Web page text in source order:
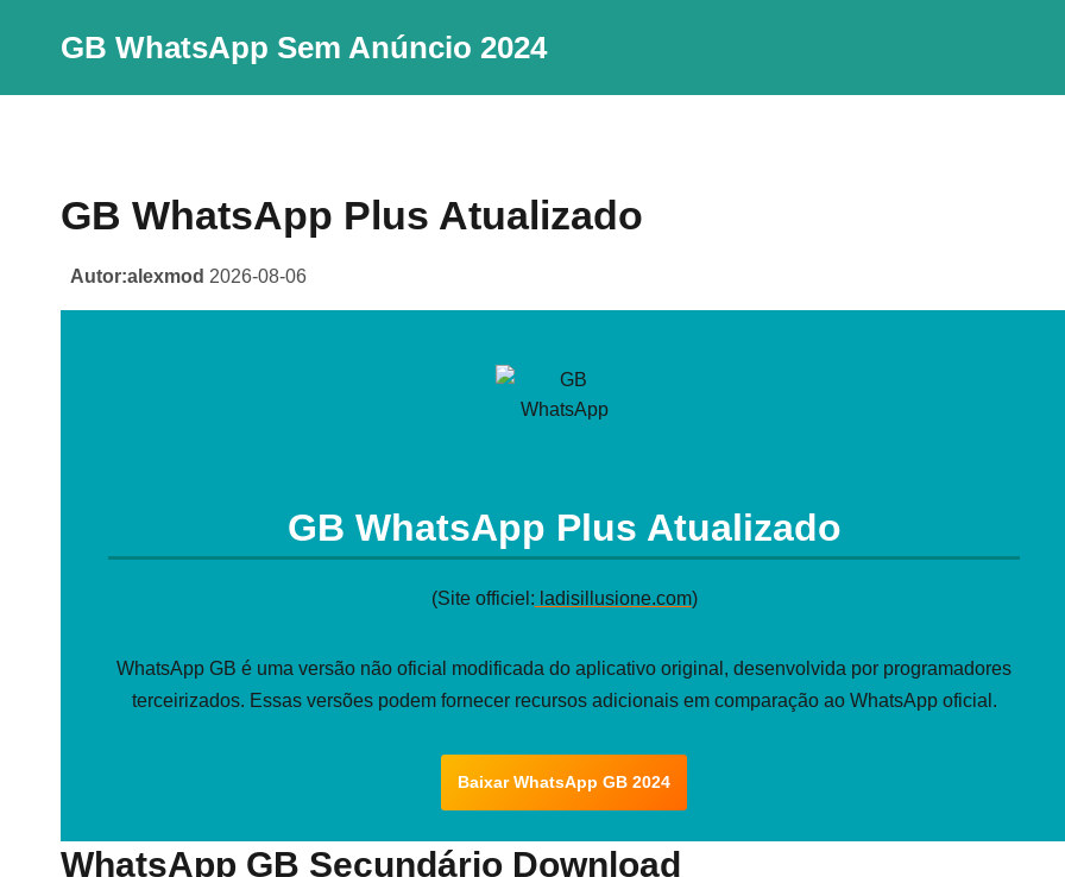
GB WhatsApp Sem Anúncio 2024
GB WhatsApp Plus Atualizado
Autor:alexmod 2026-08-06
GB WhatsApp Plus Atualizado
(Site officiel: ladisillusione.com)
WhatsApp GB é uma versão não oficial modificada do aplicativo original, desenvolvida por programadores
terceirizados. Essas versões podem fornecer recursos adicionais em comparação ao WhatsApp oficial.
Baixar WhatsApp GB 2024
WhatsApp GB Secundário Download